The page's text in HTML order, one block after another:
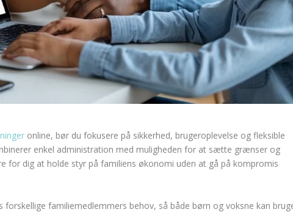
online, bør du fokusere på sikkerhed, brugeroplevelse og fleksible
enkel administration med muligheden for at sætte grænser og
for dig at holde styr på familiens økonomi uden at gå på kompromis
forskellige familiemedlemmers behov, så både børn og voksne kan